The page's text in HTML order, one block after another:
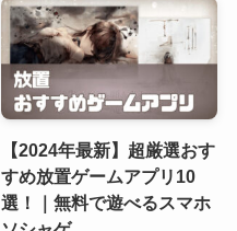
【2024年最新】超厳選おす
すめ放置ゲームアプリ10
選！｜無料で遊べるスマホ